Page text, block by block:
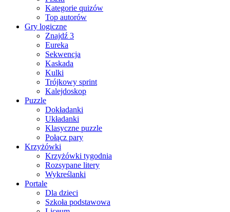
Kategorie quizów
Top autorów
Gry logiczne
Znajdź 3
Eureka
Sekwencja
Kaskada
Kulki
Trójkowy sprint
Kalejdoskop
Puzzle
Dokładanki
Układanki
Klasyczne puzzle
Połącz pary
Krzyżówki
Krzyżówki tygodnia
Rozsypane litery
Wykreślanki
Portale
Dla dzieci
Szkoła podstawowa